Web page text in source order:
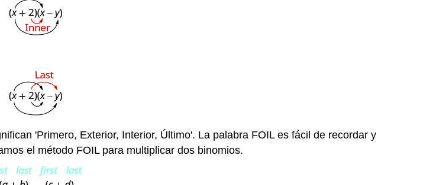
'Primero, Exterior, Interior, Último'. La palabra FOIL es fácil de recordar y
el método FOIL para multiplicar dos binomios.